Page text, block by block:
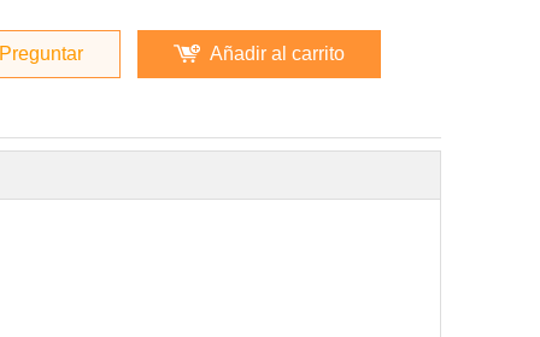
Preguntar Añadir al carrito